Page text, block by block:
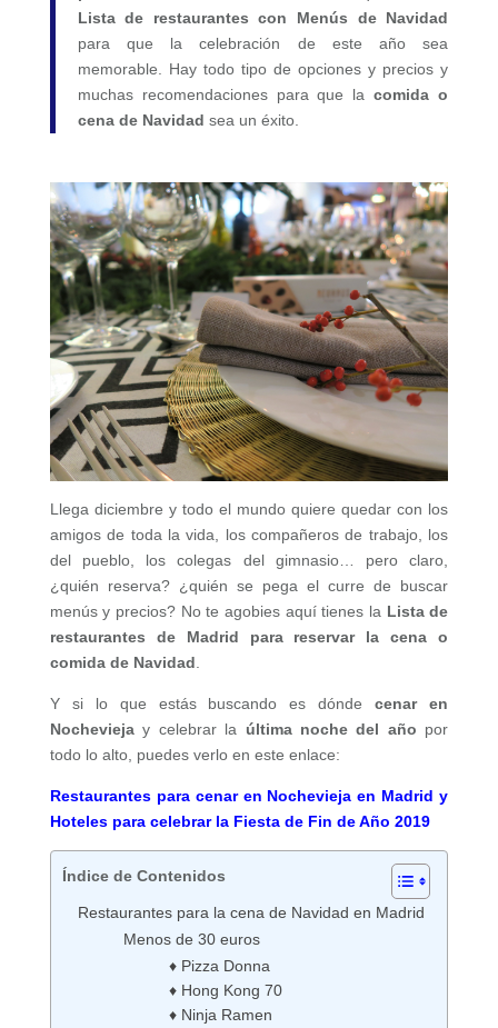
Lista de restaurantes con Menús de Navidad
para que la celebración de este año sea
memorable. Hay todo tipo de opciones y precios y
muchas recomendaciones para que lacomida o
cena de Navidad sea un éxito.
Llega diciembre y todo el mundo quiere quedar con los
amigos de toda la vida, los compañeros de trabajo, los
del pueblo, los colegas del gimnasio… pero claro,
¿quién reserva? ¿quién se pega el curre de buscar
menús y precios? No te agobies aquí tienes la Lista de
restaurantes de Madrid para reservar la cena o
comida de Navidad
Y si lo que estás buscando es dóndecenar en
Nocheviejay celebrar la última noche del año por
todo lo alto, puedes verlo en este enlace:
Restaurantes para cenar en Nochevieja en Madrid y
Hoteles para celebrar la Fiesta de Fin de Año 2019
Índice de Contenidos
Restaurantes para la cena de Navidad en Madrid
Menos de 30 euros
♦ Pizza Donna
♦ Hong Kong 70
♦ Ninja Ramen